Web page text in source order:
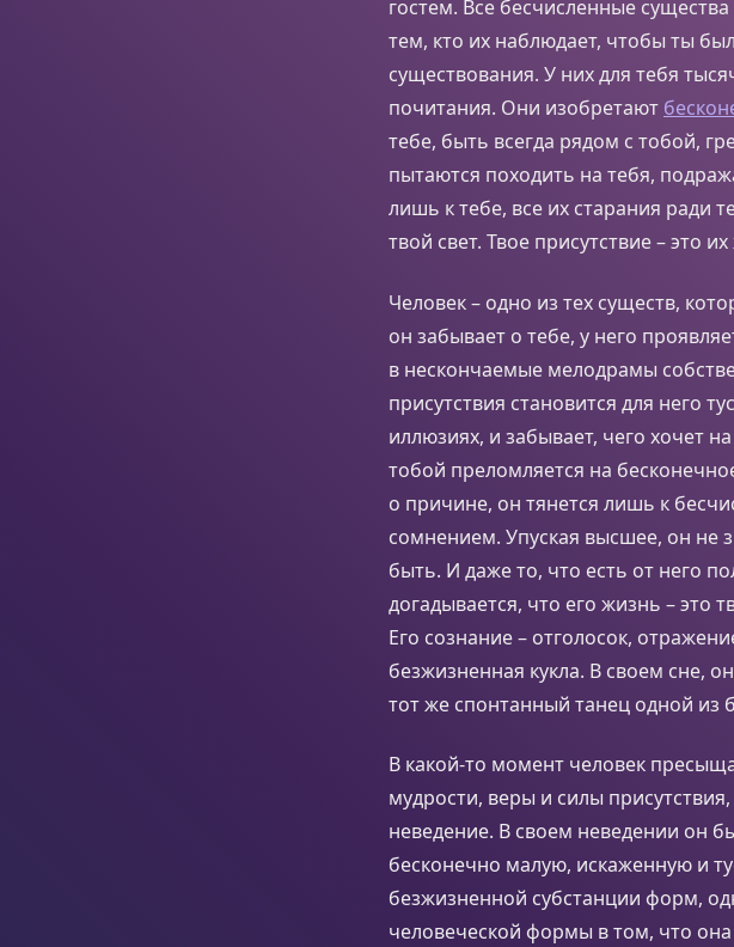
гостем. Все бесчисленные
тем, кто их наблюдает, чтобы ты
существования. У них для тебя
почитания. Они изобретают
тебе, быть всегда рядом с тобой,
пытаются походить на тебя,
лишь к тебе, все их старания ради
твой свет. Твое присутствие – это
Человек – одно из тех существ,
он забывает о тебе, у него
в нескончаемые мелодрамы
присутствия становится для него
иллюзиях, и забывает, чего хочет
тобой преломляется на
о причине, он тянется лишь к
сомнением. Упуская высшее, он не
быть. И даже то, что есть от него
догадывается, что его жизнь – это
Его сознание – отголосок,
безжизненная кукла. В своем сне,
тот же спонтанный танец одной из
В какой-то момент человек
мудрости, веры и силы
неведение. В своем неведении он
бесконечно малую, искаженную и
безжизненной субстанции форм,
человеческой формы в том, что она